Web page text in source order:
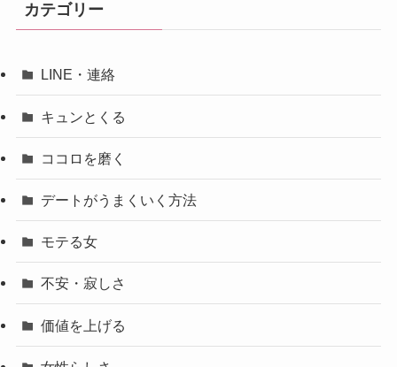
カテゴリー
LINE・連絡
キュンとくる
ココロを磨く
デートがうまくいく方法
モテる女
不安・寂しさ
価値を上げる